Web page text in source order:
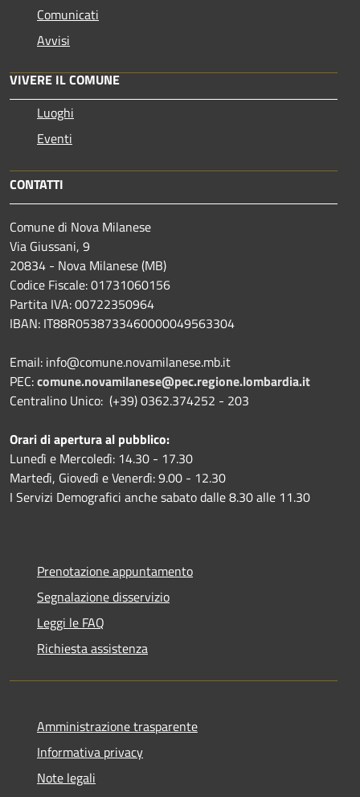
Comunicati
Avvisi
VIVERE IL COMUNE
Luoghi
Eventi
CONTATTI
Comune di Nova Milanese
Via Giussani, 9
20834 - Nova Milanese (MB)
Codice Fiscale: 01731060156
Partita IVA: 00722350964
IBAN: IT88R0538733460000049563304
Email: info@comune.novamilanese.mb.it
PEC:comune.novamilanese@pec.regione.lombardia.it
Centralino Unico: (+39) 0362.374252 - 203
Orari di apertura al pubblico:
Lunedì e Mercoledì: 14.30 - 17.30
Martedì, Giovedì e Venerdì: 9.00 - 12.30
I Servizi Demografici anche sabato dalle 8.30 alle 11.30
Prenotazione appuntamento
Segnalazione disservizio
Leggi le FAQ
Richiesta assistenza
Amministrazione trasparente
Informativa privacy
Note legali